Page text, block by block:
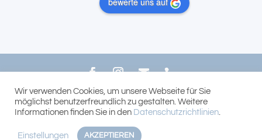
© 2022 LIVING Bernhard Reichhart
Wir verwenden Cookies, um unsere Webseite für Sie
möglichst benutzerfreundlich zu gestalten. Weitere
Informationen finden Sie in den Datenschutzrichtlinien.
Einstellungen AKZEPTIEREN